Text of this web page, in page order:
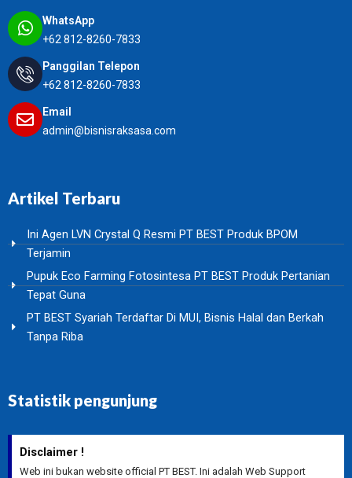
WhatsApp
+62 812-8260-7833
Panggilan Telepon
+62 812-8260-7833
Email
admin@bisnisraksasa.com
Artikel Terbaru
Ini Agen LVN Crystal Q Resmi PT BEST Produk BPOM
Terjamin
Pupuk Eco Farming Fotosintesa PT BEST Produk Pertanian
Tepat Guna
PT BEST Syariah Terdaftar Di MUI, Bisnis Halal dan Berkah
Tanpa Riba
Statistik pengunjung
Disclaimer !
Web ini bukan website official PT BEST. Ini adalah Web Support